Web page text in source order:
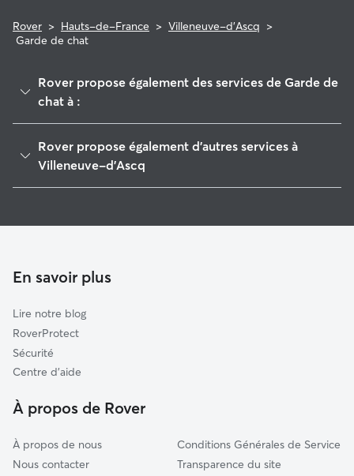
Rover > Hauts-de-France > Villeneuve-d'Ascq >
Garde de chat
Rover propose également des services de Garde de
chat à :
Roubaix
Lambersart
Faches-Thumesnil
Annoeullin
Carvin
Rover propose également d'autres services à
Villeneuve-d'Ascq
Garderie pour chien à Villeneuve-D'Ascq
En savoir plus
Lire notre blog
RoverProtect
Sécurité
Centre d'aide
À propos de Rover
À propos de nous
Nous contacter
Conditions Générales de Service
Transparence du site